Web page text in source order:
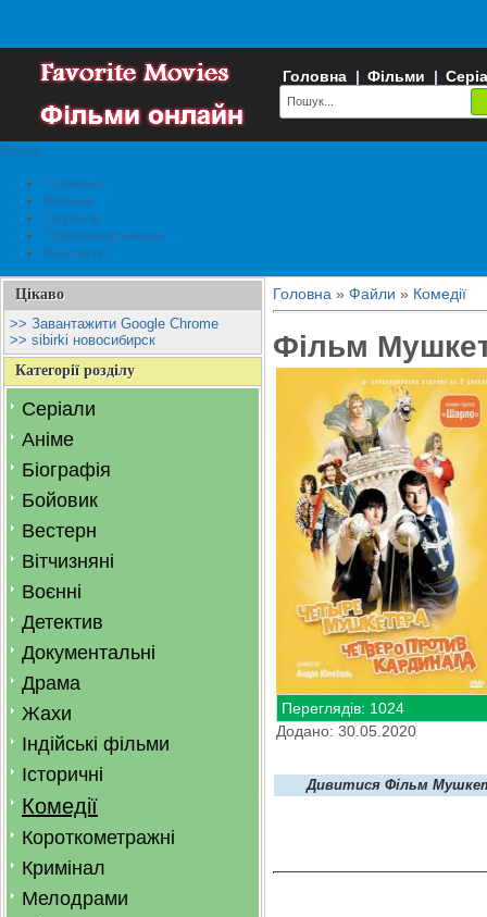
Головна | Фільми |
Меню
Головна
Фільми
Серіали
Правовласникам
Контакти
Цікаво
>> Завантажити Google Chrome
>> sibirki новосибирск
Категорії розділу
Серіали
Аніме
Біографія
Бойовик
Вестерн
Вітчизняні
Воєнні
Детектив
Документальні
Драма
Жахи
Індійські фільми
Історичні
Комедії
Короткометражні
Кримінал
Мелодрами
Головна » Файли » Комедії
Фільм
Переглядів: 1024
Додано: 30.05.2020
Дивитися Фільм